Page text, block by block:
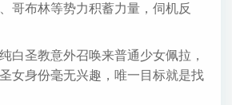
哥布林等势力积蓄力量，伺机反
白圣教意外召唤来普通少女佩拉，
女身份毫无兴趣，唯一目标就是找